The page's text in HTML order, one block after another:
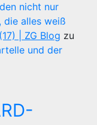
nicht nur
alles weiß
| ZG Blog zu
und der